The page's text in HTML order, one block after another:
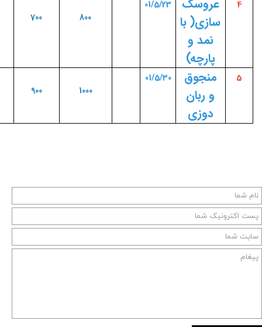
4
عروسک
سازی( با
نمد و
پارچه)
01/5/23
800
700
5
منجوق
و ربان
دوزی
01/5/30
1000
900